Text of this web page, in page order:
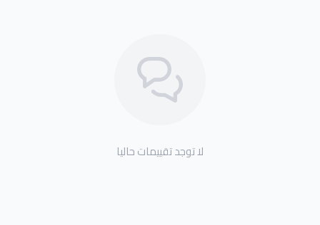
لا توجد تقييمات حاليا